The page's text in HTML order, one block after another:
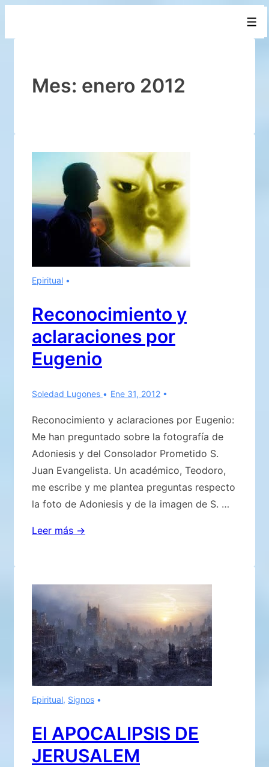
principalMes: enero 2012
Epiritual
Reconocimiento y
aclaraciones por
Eugenio
Soledad Lugones Ene 31, 2012
Reconocimiento y aclaraciones por Eugenio:
Me han preguntado sobre la fotografía de
Adoniesis y del Consolador Prometido S.
Juan Evangelista. Un académico, Teodoro,
me escribe y me plantea preguntas respecto
la foto de Adoniesis y de la imagen de S. …
Reconocimiento
Eugenio
Leer más →
Epiritual, Signos
El APOCALIPSIS DE
JERUSALEM